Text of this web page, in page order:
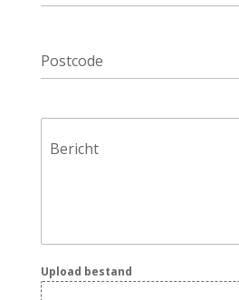
Postcode
Bericht
Upload bestand